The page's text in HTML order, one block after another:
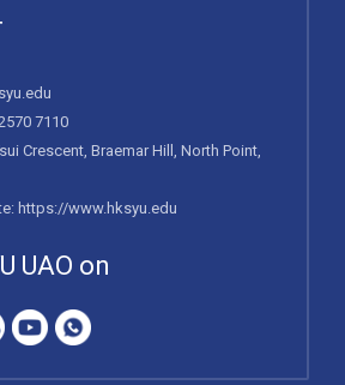
7110
Crescent, Braemar Hill, North Point,
https://www.hksyu.edu
UAO on